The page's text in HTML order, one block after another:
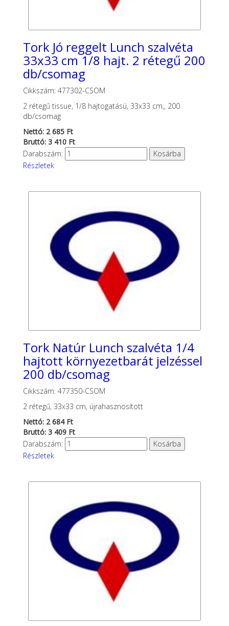
Tork Jó reggelt Lunch szalvéta
33x33 cm 1/8 hajt. 2 rétegű 200
db/csomag
Cikkszám: 477302-CSOM
2 rétegű tissue, 1/8 hajtogatású, 33x33 cm,, 200
db/csomag
Nettó: 2 685 Ft
Bruttó: 3 410 Ft
Darabszám:
Részletek
Tork Natúr Lunch szalvéta 1/4
hajtott környezetbarát jelzéssel
200 db/csomag
Cikkszám: 477350-CSOM
2 rétegű, 33x33 cm, újrahasznosított
Nettó: 2 684 Ft
Bruttó: 3 409 Ft
Darabszám:
Részletek